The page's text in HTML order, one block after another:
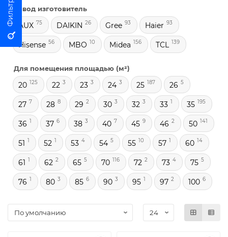
Завод изготовитель
AUX 75 DAIKIN 26 Gree 93 Haier 93
Hisense 56 MBO 10 Midea 156 TCL 139
Для помещения площадью (м²)
20 125 22 3 23 3 24 3 25 187 26 5
27 7 28 8 29 2 30 3 32 3 33 1 35 195
36 1 37 6 38 3 40 7 45 9 46 2 50 141
51 1 52 1 53 4 54 5 55 10 57 1 60 14
61 1 62 2 65 5 70 116 72 2 73 4 75 5
76 1 80 3 85 6 90 3 95 1 97 2 100 6